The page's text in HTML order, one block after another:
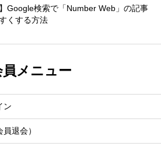
】Google検索で「Number Web」の記事
くする方法
員メニュー
ン
退会）